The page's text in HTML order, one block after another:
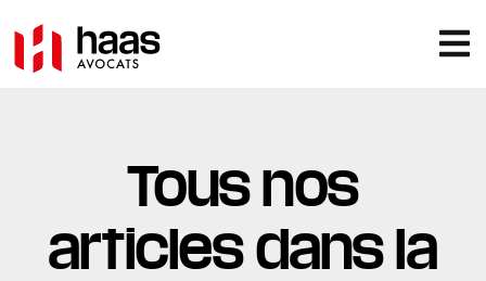
Tous nos
articles dans la